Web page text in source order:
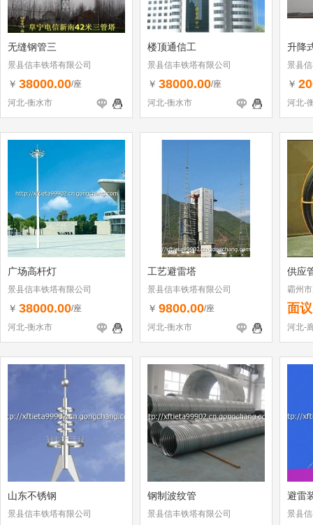
无缝钢管三
景县信丰铁塔有限公司
￥ 38000.00/座
河北-衡水市
楼顶通信工
景县信丰铁塔有限公司
￥ 38000.00/座
河北-衡水市
升降
景县
￥
河北-
广场高杆灯
景县信丰铁塔有限公司
￥ 38000.00/座
河北-衡水市
工艺避雷塔
景县信丰铁塔有限公司
￥ 9800.00/座
河北-衡水市
供应
霸州
厂
面议
河北-
山东不锈钢
景县信丰铁塔有限公司
钢制波纹管
景县信丰铁塔有限公司
避雷
景县